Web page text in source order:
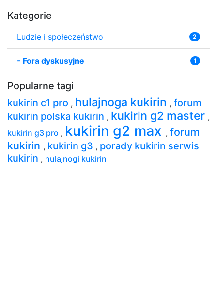
Kategorie
Ludzie i społeczeństwo 2
- Fora dyskusyjne 1
Popularne tagi
kukirin c1 pro , hulajnoga kukirin , forum
kukirin polska kukirin , kukirin g2 master ,
kukirin g3 pro , kukirin g2 max , forum
kukirin , kukirin g3 , porady kukirin serwis
kukirin , hulajnogi kukirin